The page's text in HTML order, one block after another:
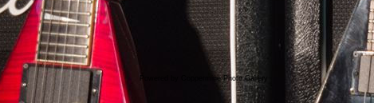
Powered by Coppermine Photo Gallery